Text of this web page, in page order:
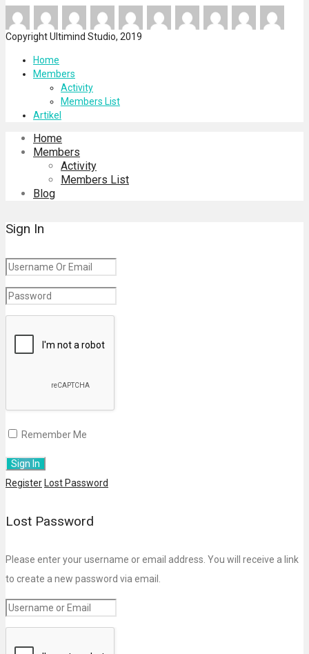
Copyright Ultimind Studio, 2019
Home
Members
Activity
Members List
Artikel
Home
Members
Activity
Members List
Blog
Sign In
Remember Me
Register Lost Password
Lost Password
Please enter your username or email address. You will receive a link
to create a new password via email.